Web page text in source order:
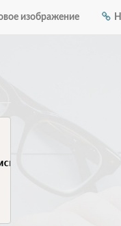
изображение
компаньона